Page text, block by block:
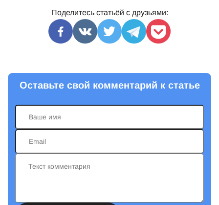
Поделитесь статьёй с друзьями:
Оставьте свой комментарий к статье